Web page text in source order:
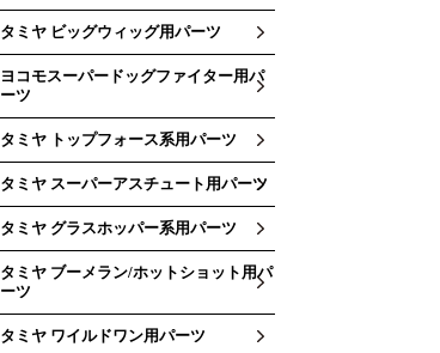
タミヤ ビッグウィッグ用パーツ
ヨコモスーパードッグファイター用パ
ーツ
タミヤ トップフォース系用パーツ
タミヤ スーパーアスチュート用パーツ
タミヤ グラスホッパー系用パーツ
タミヤ ブーメラン/ホットショット用パ
ーツ
タミヤ ワイルドワン用パーツ